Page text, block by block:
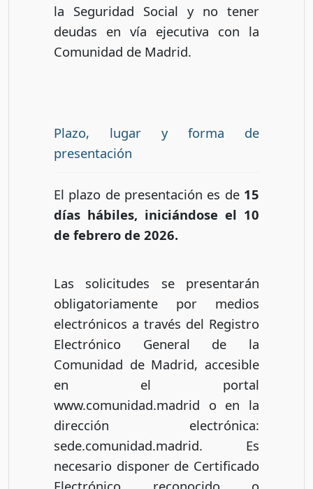
la Seguridad Social y no tener
deudas en vía ejecutiva con la
Comunidad de Madrid.
Plazo, lugar y forma de
presentación
El plazo de presentación es de 15
días hábiles, iniciándose el 10
de febrero de 2026.
Las solicitudes se presentarán
obligatoriamente por medios
electrónicos a través del Registro
Electrónico General de la
Comunidad de Madrid, accesible
en el portal
www.comunidad.madrid o en la
dirección electrónica:
sede.comunidad.madrid. Es
necesario disponer de Certificado